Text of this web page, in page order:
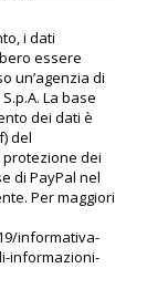
i dati
essere
un’agenzia di
La base
dei dati è
del
dei
di PayPal nel
Per maggiori
informativa-
informazioni-